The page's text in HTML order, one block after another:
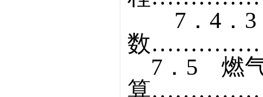
7．4．3
数
7．5 燃气
算